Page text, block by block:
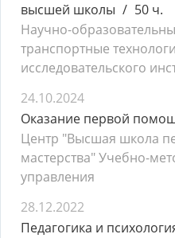
высшей школы
50 ч.
Научно-
транспортные
исследовательского
24.10.2024
Оказание первой
Центр "Высшая школа
мастерства" Учебно-
управления
28.12.2022
Педагогика и